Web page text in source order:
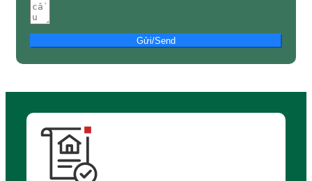
Gửi/Send